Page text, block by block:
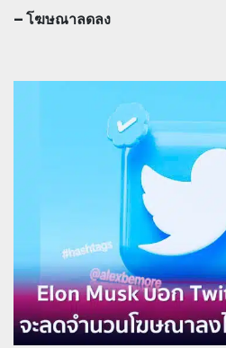
– โฆษณาลดลง